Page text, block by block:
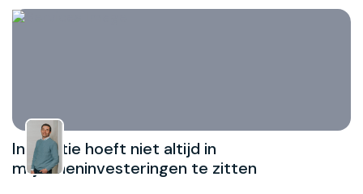
Innovatie hoeft niet altijd in
miljoeneninvesteringen te zitten